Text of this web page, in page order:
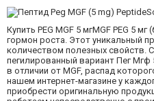
Купить PEG MGF 5 мгMGF PEG 5
гормон роста. Этот уникальный
количеством полезных свойств.
пегилированный вариант Пег Мгф
в отличии от MGF, распад
нашем интернет-магазине у
приобрести оригинальную